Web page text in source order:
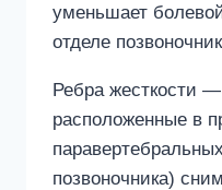
уменьшает
отделе
Ребра жесткости —
расположенные в
позвоночника)